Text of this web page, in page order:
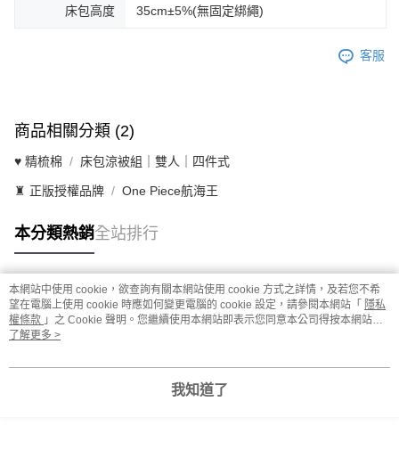
床包高度 35cm±5%(無固定綁繩)
客服
商品相關分類 (2)
♥ 精梳棉 床包涼被組｜雙人｜四件式
♜ 正版授權品牌 One Piece航海王
本分類熱銷全站排行
熱門標籤
本網站中使用 cookie，欲查詢有關本網站使用 cookie 方式之詳情，及若您不希
望在電腦上使用 cookie 時應如何變更電腦的 cookie 設定，請參閱本網站「 隱私
權條款 」之 Cookie 聲明。您繼續使用本網站即表示您同意本公司得按本網站使
用條款之 Cookie 聲明使用 cookie。
了解更多 >
我知道了